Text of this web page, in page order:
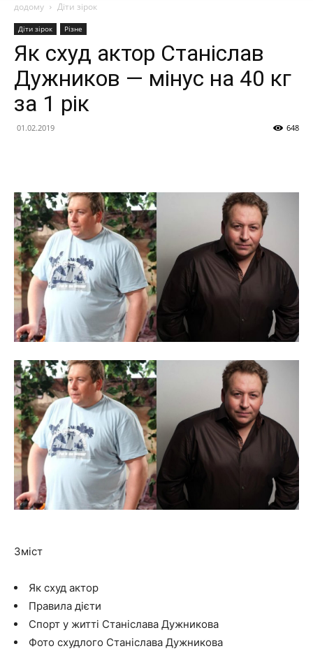
додому Діти зірок
Діти зірок Різне
Як схуд актор Станіслав
Дужников — мінус на 40 кг
за 1 рік
01.02.2019 648
Зміст
Як схуд актор
Правила дієти
Спорт у житті Станіслава Дужникова
Фото схудлого Станіслава Дужникова